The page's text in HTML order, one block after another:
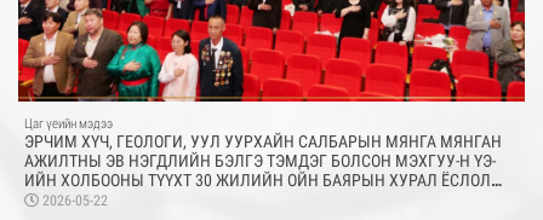
Цаг үеийн мэдээ
ЭРЧИМ ХҮЧ, ГЕОЛОГИ, УУЛ УУРХАЙН САЛБАРЫН МЯНГА МЯНГАН
АЖИЛТНЫ ЭВ НЭГДЛИЙН БЭЛГЭ ТЭМДЭГ БОЛСОН МЭХГУУ-Н ҮЭ-
ИЙН ХОЛБООНЫ ТҮҮХТ 30 ЖИЛИЙН ОЙН БАЯРЫН ХУРАЛ ЁСЛОЛ
ТӨГӨЛДӨР БОЛЖ ӨНДӨРЛӨЛӨӨ
2026-05-22